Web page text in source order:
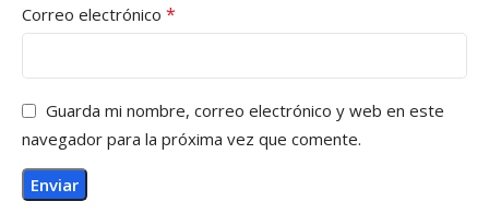
Correo electrónico *
Guarda mi nombre, correo electrónico y web en este
navegador para la próxima vez que comente.